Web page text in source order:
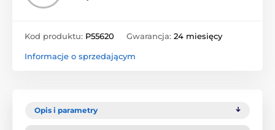
Kod produktu: P55620 Gwarancja: 24 miesięcy
Informacje o sprzedającym
Opis i parametry